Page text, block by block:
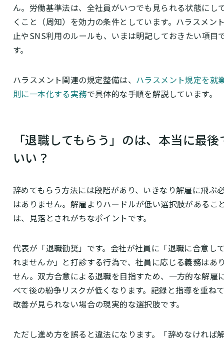
ん。労働基準法は、全社員がいつでも見られる状態にし
くこと（周知）を効力の条件としています。ハラスメン
止やSNS利用のルールも、いまは明記しておきたい項目
す。
ハラスメント関連の規定整備は、 ハラスメント規定を就
則に一本化する実務で具体的な手順を解説しています。
「退職してもらう」のは、本当に最後
いい？
辞めてもらう方法には段階があり、いきなり解雇に飛ぶ
はありません。解雇よりハードルが低い選択肢があるこ
は、見落とされがちなポイントです。
代表が「退職勧奨」です。会社が社員に「退職に合意し
れませんか」と打診する行為で、社員に応じる義務はあ
せん。双方合意による退職を目指すため、一方的な解雇
べて後の紛争リスクが低くなります。記録と指導を重ね
改善が見られない場合の現実的な選択肢です。
ただし進め方を誤ると違法になります。「辞めなければ